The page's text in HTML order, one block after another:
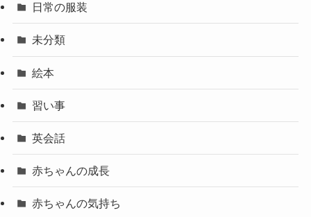
日常の服装
未分類
絵本
習い事
英会話
赤ちゃんの成長
赤ちゃんの気持ち